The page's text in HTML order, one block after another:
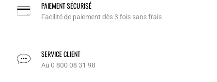
PAIEMENT SÉCURISÉ
Facilité de paiement dès 3 fois sans frais
SERVICE CLIENT
Au 0 800 08 31 98